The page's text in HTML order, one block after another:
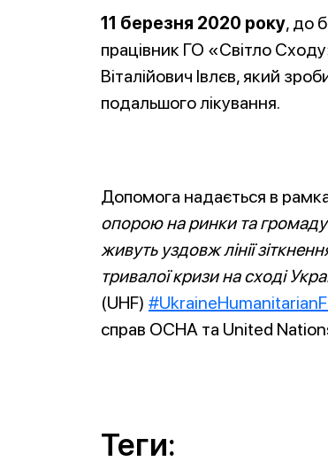
11 березня 2020 року, до
працівник ГО «Світло
Віталійович Івлєв, який
подальшого лікування.
Допомога надається в
опорою на ринки та громаду
живуть уздовж лінії
тривалої кризи на сході
(UHF)
справ OCHA та United
Теги: